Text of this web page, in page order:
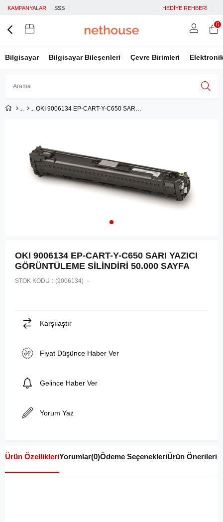
KAMPANYALAR SSS HEDİYE REHBERİ
Bilgisayar Bilgisayar Bileşenleri Çevre Birimleri
0
OKI 9006134 EP-CART-Y-C650 SARI YAZICI GÖRÜNTÜLEME SİLİNDİRİ 50.000 SAYFA
OKI 9006134 EP-CART-Y-C650 SARI YAZICI
GÖRÜNTÜLEME SİLİNDİRİ 50.000 SAYFA
STOK KODU (9006134)
Karşılaştır
Fiyat Düşünce Haber Ver
Gelince Haber Ver
Yorum Yaz
Ürün ÖzellikleriYorumlar(0)Ödeme SeçenekleriÜrün Önerileri